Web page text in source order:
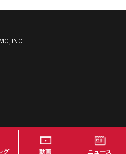
グ 動画 ニュース
INC.